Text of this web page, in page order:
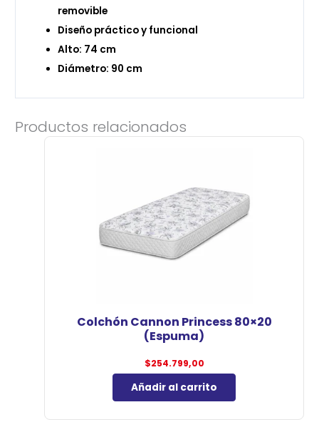
removible
Diseño práctico y funcional
Alto: 74 cm
Diámetro: 90 cm
Productos relacionados
Colchón Cannon Princess 80×20
(Espuma)
$254.799,00
Añadir al carrito